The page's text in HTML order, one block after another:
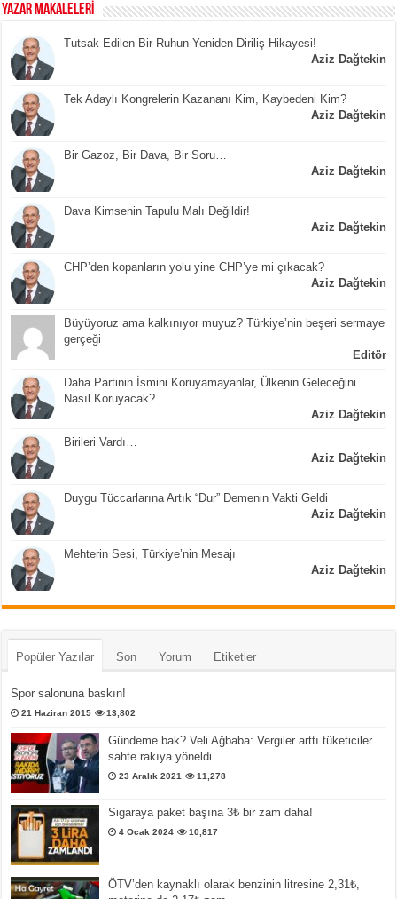
YAZAR MAKALELERİ
Tutsak Edilen Bir Ruhun Yeniden Diriliş Hikayesi!
Aziz Dağtekin
Tek Adaylı Kongrelerin Kazananı Kim, Kaybedeni Kim?
Aziz Dağtekin
Bir Gazoz, Bir Dava, Bir Soru…
Aziz Dağtekin
Dava Kimsenin Tapulu Malı Değildir!
Aziz Dağtekin
CHP’den kopanların yolu yine CHP’ye mi çıkacak?
Aziz Dağtekin
Büyüyoruz ama kalkınıyor muyuz? Türkiye’nin beşeri sermaye
gerçeği
Editör
Daha Partinin İsmini Koruyamayanlar, Ülkenin Geleceğini
Nasıl Koruyacak?
Aziz Dağtekin
Birileri Vardı…
Aziz Dağtekin
Duygu Tüccarlarına Artık “Dur” Demenin Vakti Geldi
Aziz Dağtekin
Mehterin Sesi, Türkiye’nin Mesajı
Aziz Dağtekin
Popüler Yazılar Son Yorum Etiketler
Spor salonuna baskın!
21 Haziran 2015 13,802
Gündeme bak? Veli Ağbaba: Vergiler arttı tüketiciler
sahte rakıya yöneldi
23 Aralık 2021 11,278
Sigaraya paket başına 3₺ bir zam daha!
4 Ocak 2024 10,817
ÖTV’den kaynaklı olarak benzinin litresine 2,31₺,